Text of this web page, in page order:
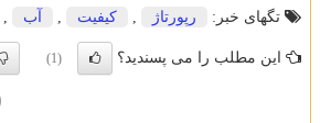
تگهای خبر:
رپورتاژ , كیفیت , آب ,
این مطلب را می پسندید؟ (1)